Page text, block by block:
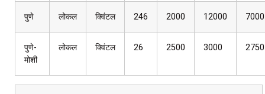
पुणे लोकल क्विंटल 246 2000 12000 7000
पुणे-
मोशी
लोकल क्विंटल 26 2500 3000 2750